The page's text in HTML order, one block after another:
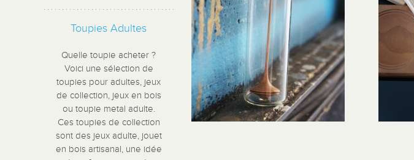
Toupies Adultes
Quelle toupie acheter ?
Voici une sélection de
toupies pour adultes, jeux
de collection, jeux en bois
ou toupie metal adulte.
Ces toupies de collection
sont des jeux adulte, jouet
en bois artisanal, une idée